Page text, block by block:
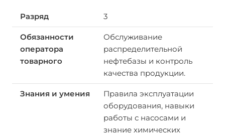
3
Обслуживание
распределительной
нефтебазы и контроль
качества продукции.
Правила эксплуатации
оборудования, навыки
работы с насосами и
знание химических